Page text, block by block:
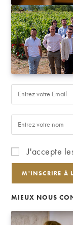
J'accepte
MIEUX NOUS